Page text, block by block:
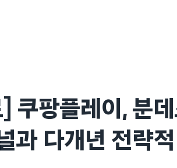
] 쿠팡플레이, 분
과 다개년 전략